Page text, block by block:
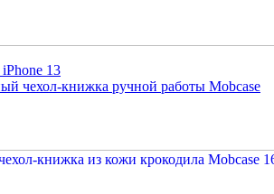
13
чехол-книжка ручной работы Mobcase